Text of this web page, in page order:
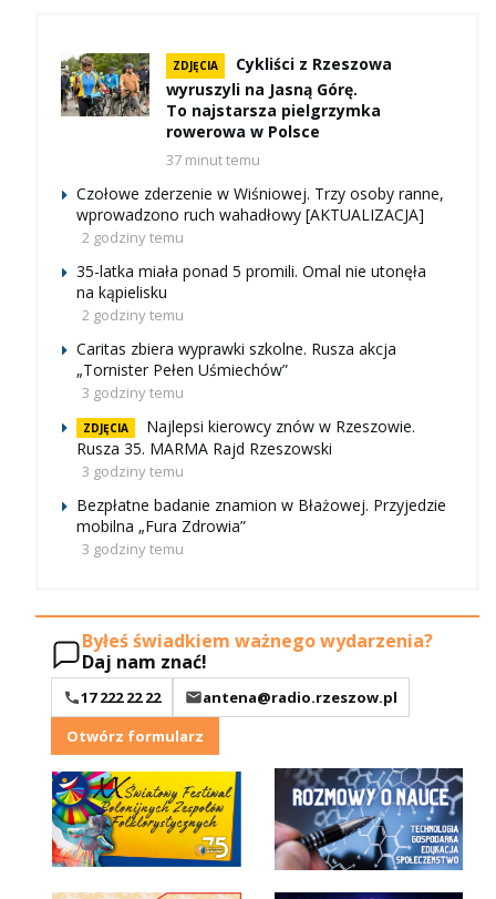
ZDJĘCIA
Cykliści z Rzeszowa
wyruszyli na Jasną Górę.
To najstarsza pielgrzymka
rowerowa w Polsce
37 minut temu
Czołowe zderzenie w Wiśniowej. Trzy osoby ranne,
wprowadzono ruch wahadłowy [AKTUALIZACJA]
2 godziny temu
35-latka miała ponad 5 promili. Omal nie utonęła
na kąpielisku
2 godziny temu
Caritas zbiera wyprawki szkolne. Rusza akcja
„Tornister Pełen Uśmiechów”
3 godziny temu
ZDJĘCIA
Najlepsi kierowcy znów w Rzeszowie.
Rusza 35. MARMA Rajd Rzeszowski
3 godziny temu
Bezpłatne badanie znamion w Błażowej. Przyjedzie
mobilna „Fura Zdrowia”
3 godziny temu
Byłeś świadkiem ważnego wydarzenia?
Daj nam znać!
17 222 22 22
antena@radio.rzeszow.pl
Otwórz formularz